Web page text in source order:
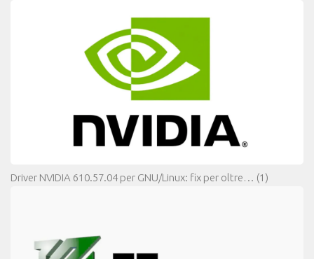
Driver NVIDIA 610.57.04 per GNU/Linux: fix per oltre… (1)